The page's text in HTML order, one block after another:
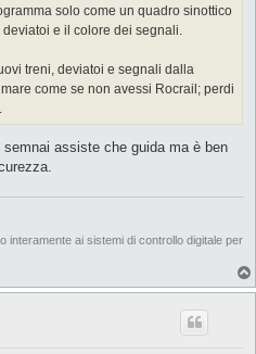
solo come un quadro sinottico
e il colore dei segnali.
treni, deviatoi e segnali dalla
come se non avessi Rocrail; perdi
assiste che guida ma è ben
interamente ai sistemi di controllo digitale per